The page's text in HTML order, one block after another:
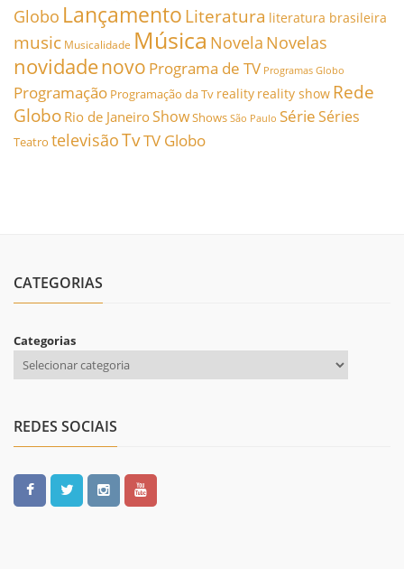
Globo Lançamento Literatura literatura brasileira
music Musicalidade Música Novela Novelas
novidadenovo Programa de TV Programas Globo
Programação Programação da Tv reality reality show Rede
Globo Rio de JaneiroShowShows São Paulo SérieSéries
Teatro televisãoTvTV Globo
CATEGORIAS
Categorias
REDES SOCIAIS